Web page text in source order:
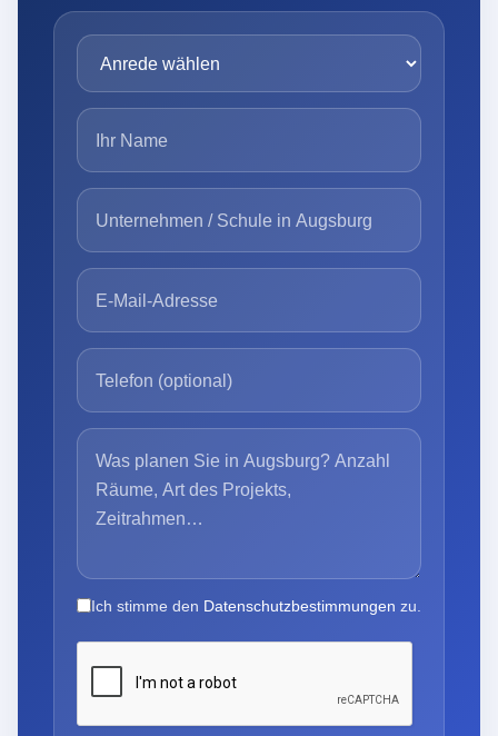
Ich stimme den Datenschutzbestimmungen zu.